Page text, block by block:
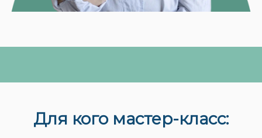
Для кого мастер-класс: